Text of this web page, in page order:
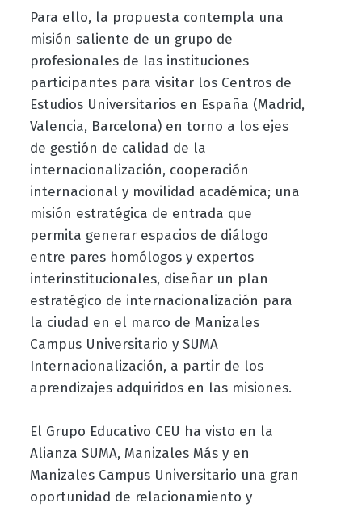
Para ello, la propuesta contempla una
misión saliente de un grupo de
profesionales de las instituciones
participantes para visitar los Centros de
Estudios Universitarios en España (Madrid,
Valencia, Barcelona) en torno a los ejes
de gestión de calidad de la
internacionalización, cooperación
internacional y movilidad académica; una
misión estratégica de entrada que
permita generar espacios de diálogo
entre pares homólogos y expertos
interinstitucionales, diseñar un plan
estratégico de internacionalización para
la ciudad en el marco de Manizales
Campus Universitario y SUMA
Internacionalización, a partir de los
aprendizajes adquiridos en las misiones.
El Grupo Educativo CEU ha visto en la
Alianza SUMA, Manizales Más y en
Manizales Campus Universitario una gran
oportunidad de relacionamiento y